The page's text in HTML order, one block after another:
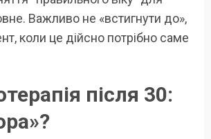
Важливо не «встигнути до»,
коли це дійсно потрібно саме
після 30: